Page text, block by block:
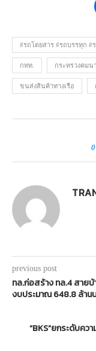
#รถโดยสาร #รถบรรทุก #
กทท. กระทรวงคมน
ขนส่งสินค้าทางเรือ
0
previous post
ทล.ก่อสร้าง ทล.4 สายบ้
งบประมาณ 648.8 ล้าน
“BKS”ยกระดับคว